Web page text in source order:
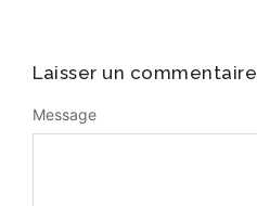
Laisser un commentaire
Message